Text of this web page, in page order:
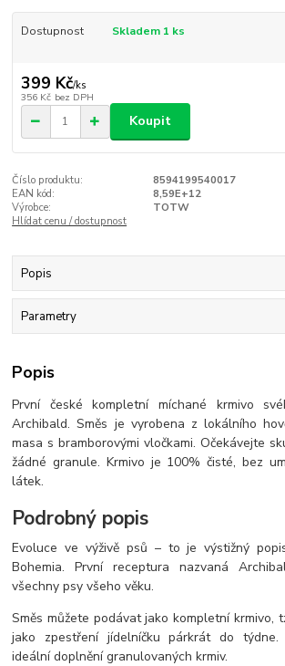
Dostupnost Skladem 1 ks
399 Kč/ks
356 Kč bez DPH
Koupit
Číslo produktu:
8594199540017
EAN kód:
8,59E+12
Výrobce:
TOTW
Hlídat cenu / dostupnost
Popis
Parametry
Popis
První české kompletní míchané krmivo
Archibald. Směs je vyrobena z lokálního
masa s bramborovými vločkami. Očekávejte
žádné granule. Krmivo je 100% čisté, bez
látek.
Podrobný popis
Evoluce ve výživě psů – to je výstižný
Bohemia. První receptura nazvaná
všechny psy všeho věku.
Směs můžete podávat jako kompletní krmivo,
jako zpestření jídelníčku párkrát do týdne.
ideální doplnění granulovaných krmiv.